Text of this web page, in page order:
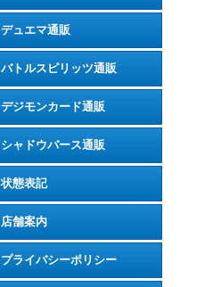
デュエマ通販
バトルスピリッツ通販
デジモンカード通販
シャドウバース通販
状態表記
店舗案内
プライバシーポリシー